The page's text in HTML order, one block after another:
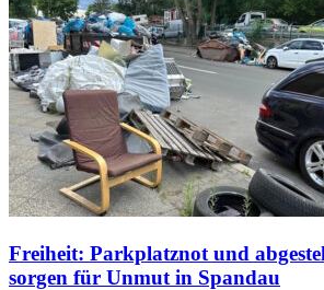
Freiheit: Parkplatznot und
sorgen für Unmut in Spandau